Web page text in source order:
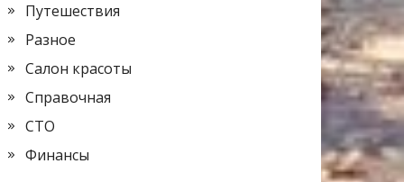
Путешествия
Разное
Салон красоты
Справочная
СТО
Финансы